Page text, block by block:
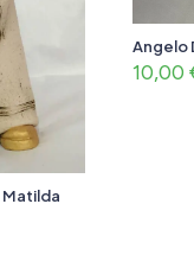
Angelo
10,00